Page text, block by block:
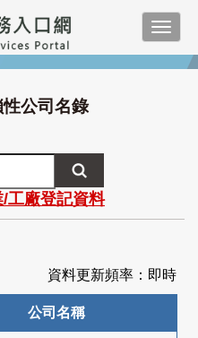
性公司名錄
/工廠登記資料
資料更新頻率：即時
公司名稱